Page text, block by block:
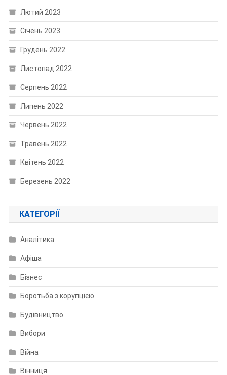
Лютий 2023
Січень 2023
Грудень 2022
Листопад 2022
Серпень 2022
Липень 2022
Червень 2022
Травень 2022
Квітень 2022
Березень 2022
КАТЕГОРІЇ
Аналітика
Афіша
Бізнес
Боротьба з корупцією
Будівництво
Вибори
Війна
Вінниця